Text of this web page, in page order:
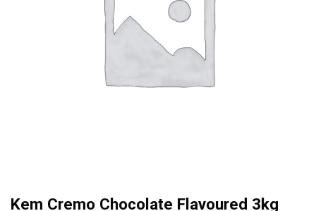
Kem Cremo Chocolate Flavoured 3kg